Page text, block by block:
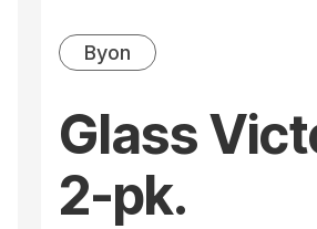
Byon
Glass
2-pk.